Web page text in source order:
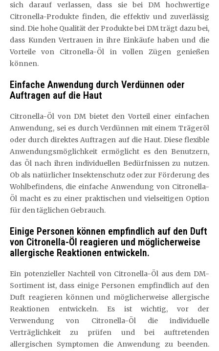
sich darauf verlassen, dass sie bei DM hochwertige
Citronella-Produkte finden, die effektiv und zuverlässig
sind. Die hohe Qualität der Produkte bei DM trägt dazu bei,
dass Kunden Vertrauen in ihre Einkäufe haben und die
Vorteile von Citronella-Öl in vollen Zügen genießen
können.
Einfache Anwendung durch Verdünnen oder
Auftragen auf die Haut
Citronella-Öl von DM bietet den Vorteil einer einfachen
Anwendung, sei es durch Verdünnen mit einem Trägeröl
oder durch direktes Auftragen auf die Haut. Diese flexible
Anwendungsmöglichkeit ermöglicht es den Benutzern,
das Öl nach ihren individuellen Bedürfnissen zu nutzen.
Ob als natürlicher Insektenschutz oder zur Förderung des
Wohlbefindens, die einfache Anwendung von Citronella-
Öl macht es zu einer praktischen und vielseitigen Option
für den täglichen Gebrauch.
Einige Personen können empfindlich auf den Duft
von Citronella-Öl reagieren und möglicherweise
allergische Reaktionen entwickeln.
Ein potenzieller Nachteil von Citronella-Öl aus dem DM-
Sortiment ist, dass einige Personen empfindlich auf den
Duft reagieren können und möglicherweise allergische
Reaktionen entwickeln. Es ist wichtig, vor der
Verwendung von Citronella-Öl die individuelle
Verträglichkeit zu prüfen und bei auftretenden
allergischen Symptomen die Anwendung zu beenden.